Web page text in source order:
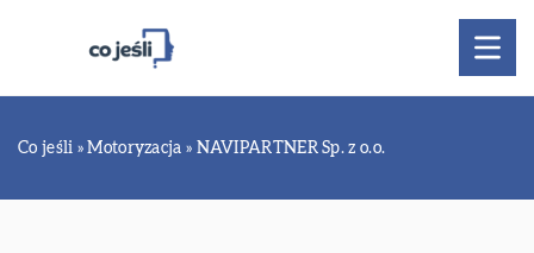
Co jeśli »Motoryzacja » NAVIPARTNER Sp. z o.o.